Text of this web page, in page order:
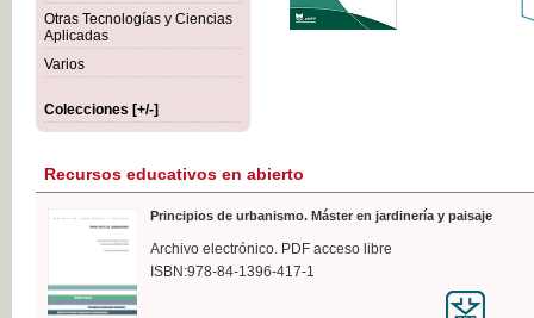
Otras Tecnologías y Ciencias
Aplicadas
Varios
Colecciones [+/-]
Recursos educativos en abierto
Principios de urbanismo. Máster en jardinería y paisaje
Archivo electrónico. PDF acceso libre
ISBN:978-84-1396-417-1